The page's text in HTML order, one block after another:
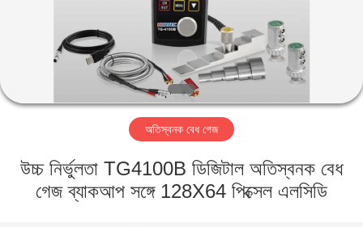
কারখানা
অতিস্বনক বেধ গেজ
উচ্চ নির্ভুলতা TG4100B ডিজিটাল অতিস্বনক বেধ
গেজ ব্যাকআপ সঙ্গে 128X64 পিক্সেল এলসিডি